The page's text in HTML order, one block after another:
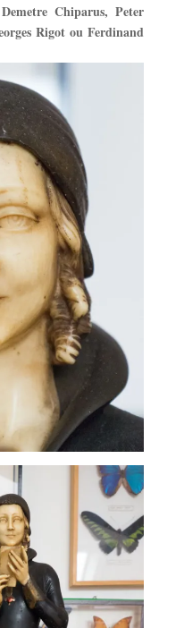
Demetre Chiparus, Peter
Rigot ou Ferdinand